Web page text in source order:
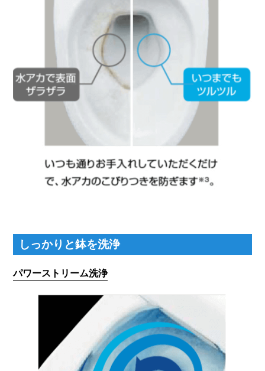
しっかりと鉢を洗浄
パワーストリーム洗浄